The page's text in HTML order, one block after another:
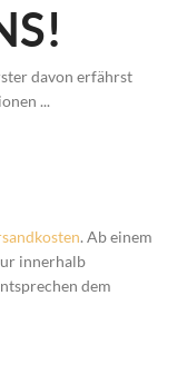
davon erfährst
...
. Ab einem
innerhalb
dem